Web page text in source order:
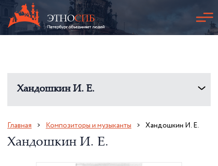
Хандошкин И. Е.
Главная Композиторы и музыканты Хандошкин И. Е.
Хандошкин И. Е.